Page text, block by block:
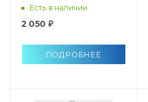
Есть в наличии
2 050 ₽
ПОДРОБНЕЕ